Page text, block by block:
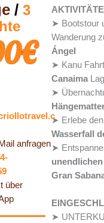
➤ Bootstour
Wanderung
Ángel
➤ Kanu
Canaima
➤
➤ Erlebe den
Wasserfall
➤
Gran
➤
/ 3
anfragen
über